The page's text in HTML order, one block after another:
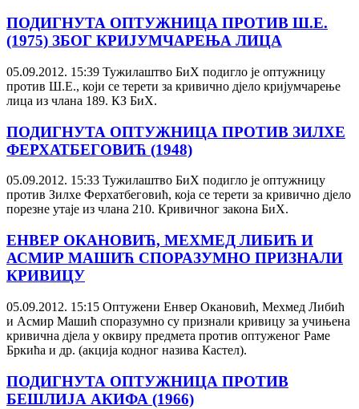
ПОДИГНУТА ОПТУЖНИЦА ПРОТИВ Ш.Е.
(1975) ЗБОГ КРИЈУМЧАРЕЊА ЛИЦА
05.09.2012. 15:39 Тужилаштво БиХ подигло је оптужницу
против Ш.Е., који се терети за кривично дјело кријумчарење
лица из члана 189. КЗ БиХ.
ПОДИГНУТА ОПТУЖНИЦА ПРОТИВ ЗИЛХЕ
ФЕРХАТБЕГОВИЋ (1948)
05.09.2012. 15:33 Тужилаштво БиХ подигло је оптужницу
против Зилхе Ферхатбеговић, која се терети за кривично дјело
порезне утаје из члана 210. Кривичног закона БиХ.
ЕНВЕР ОКАНОВИЋ, МЕХМЕД ЛИБИЋ И
АСМИР МАШИЋ СПОРАЗУМНО ПРИЗНАЛИ
КРИВИЦУ
05.09.2012. 15:15 Оптужени Енвер Окановић, Мехмед Либић
и Асмир Машић споразумно су признали кривицу за учињена
кривична дјела у оквиру предмета против оптуженог Раме
Бркића и др. (акција кодног назива Кастел).
ПОДИГНУТА ОПТУЖНИЦА ПРОТИВ
БЕШЛИЈА АКИФА (1966)